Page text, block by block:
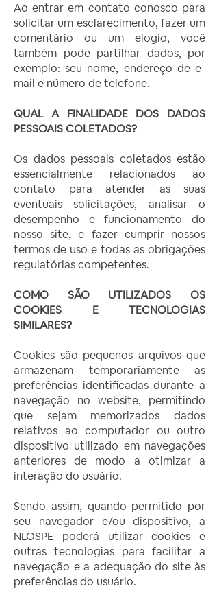
Ao entrar em contato conosco para
solicitar um esclarecimento, fazer um
comentário ou um elogio, você
também pode partilhar dados, por
exemplo: seu nome, endereço de e-
mail e número de telefone.
QUAL A FINALIDADE DOS DADOS
PESSOAIS COLETADOS?
Os dados pessoais coletados estão
essencialmente relacionados ao
contato para atender as suas
eventuais solicitações, analisar o
desempenho e funcionamento do
nosso site, e fazer cumprir nossos
termos de uso e todas as obrigações
regulatórias competentes.
COMO SÃO UTILIZADOS OS
COOKIES E TECNOLOGIAS
SIMILARES?
Cookies são pequenos arquivos que
armazenam temporariamente as
preferências identificadas durante a
navegação no website, permitindo
que sejam memorizados dados
relativos ao computador ou outro
dispositivo utilizado em navegações
anteriores de modo a otimizar a
interação do usuário.
Sendo assim, quando permitido por
seu navegador e/ou dispositivo, a
NLOSPE poderá utilizar cookies e
outras tecnologias para facilitar a
navegação e a adequação do site às
preferências do usuário.